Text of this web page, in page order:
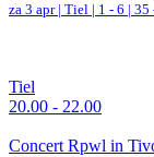
za 3 apr | Tiel | 1 - 6 | 35
Tiel
20.00 - 22.00
Concert Rpwl in